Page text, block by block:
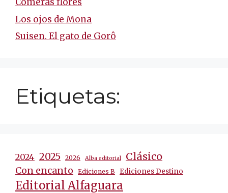
Los ojos de Mona
Suisen. El gato de Gorô
Etiquetas:
2024 2025 2026 Alba editorial Clásico
Con encanto Ediciones B Ediciones Destino
Editorial Alfaguara